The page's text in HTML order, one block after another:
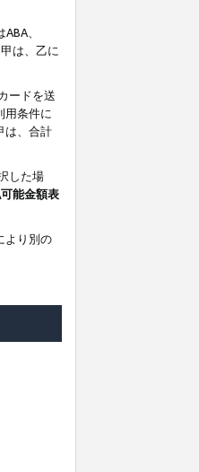
、
は、乙に
ードを送
用条件に
は、合計
した場
能金額表
より別の